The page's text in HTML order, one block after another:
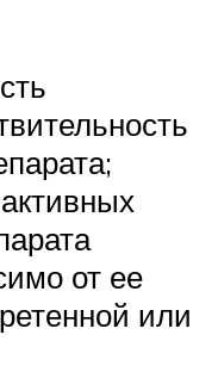
от ее
или